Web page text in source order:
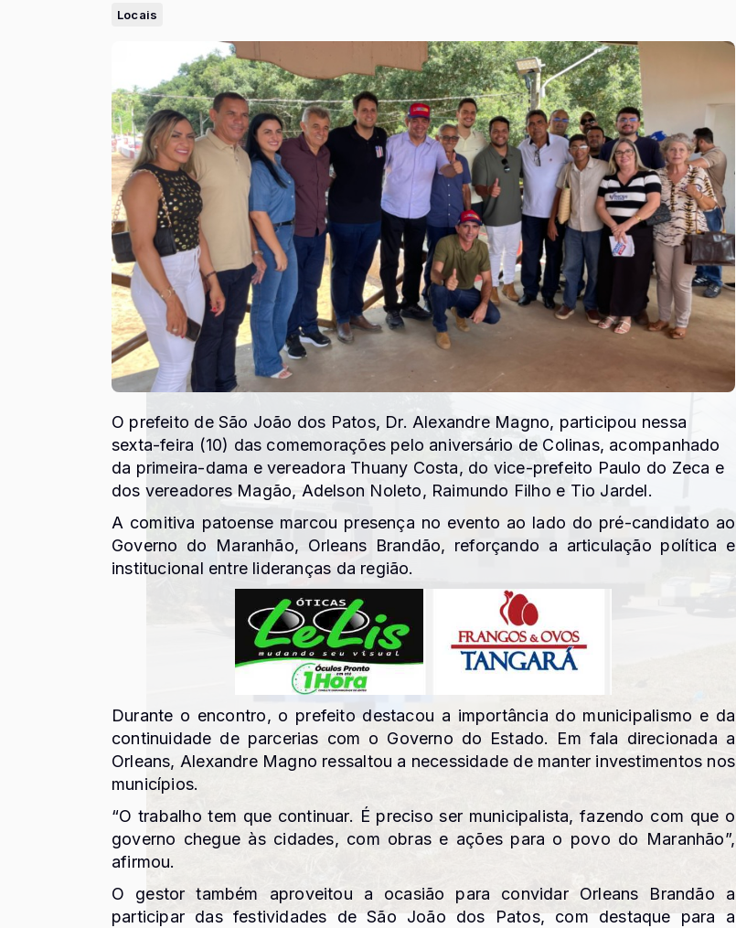
Locais
O prefeito de São João dos Patos, Dr. Alexandre Magno, participou nessa
sexta-feira (10) das comemorações pelo aniversário de Colinas, acompanhado
da primeira-dama e vereadora Thuany Costa, do vice-prefeito Paulo do Zeca e
dos vereadores Magão, Adelson Noleto, Raimundo Filho e Tio Jardel.
A comitiva patoense marcou presença no evento ao lado do pré-candidato ao
Governo do Maranhão, Orleans Brandão, reforçando a articulação política e
institucional entre lideranças da região.
Durante o encontro, o prefeito destacou a importância do municipalismo e da
continuidade de parcerias com o Governo do Estado. Em fala direcionada a
Orleans, Alexandre Magno ressaltou a necessidade de manter investimentos nos
municípios.
“O trabalho tem que continuar. É preciso ser municipalista, fazendo com que o
governo chegue às cidades, com obras e ações para o povo do Maranhão”,
afirmou.
O gestor também aproveitou a ocasião para convidar Orleans Brandão a
participar das festividades deSão João dos Patos, com destaque para a